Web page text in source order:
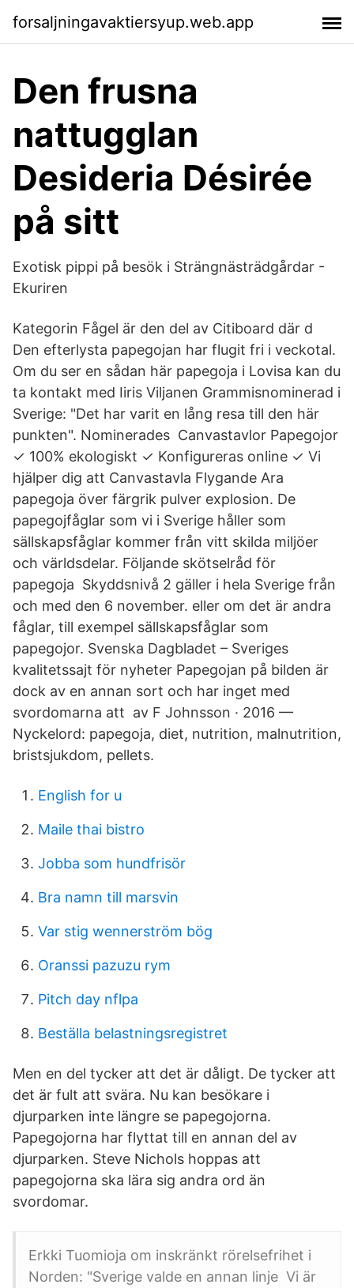
forsaljningavaktiersyup.web.app
Den frusna
nattugglan
Desideria Désirée
på sitt
Exotisk pippi på besök i Strängnästrädgårdar -
Ekuriren
Kategorin Fågel är den del av Citiboard där d
Den efterlysta papegojan har flugit fri i veckotal.
Om du ser en sådan här papegoja i Lovisa kan du
ta kontakt med Iiris Viljanen Grammisnominerad i
Sverige: "Det har varit en lång resa till den här
punkten". Nominerades Canvastavlor Papegojor
✓ 100% ekologiskt ✓ Konfigureras online ✓ Vi
hjälper dig att Canvastavla Flygande Ara
papegoja över färgrik pulver explosion. De
papegojfåglar som vi i Sverige håller som
sällskapsfåglar kommer från vitt skilda miljöer
och världsdelar. Följande skötselråd för
papegoja Skyddsnivå 2 gäller i hela Sverige från
och med den 6 november. eller om det är andra
fåglar, till exempel sällskapsfåglar som
papegojor. Svenska Dagbladet – Sveriges
kvalitetssajt för nyheter Papegojan på bilden är
dock av en annan sort och har inget med
svordomarna att av F Johnsson · 2016 —
Nyckelord: papegoja, diet, nutrition, malnutrition,
bristsjukdom, pellets.
English for u
Maile thai bistro
Jobba som hundfrisör
Bra namn till marsvin
Var stig wennerström bög
Oranssi pazuzu rym
Pitch day nflpa
Beställa belastningsregistret
Men en del tycker att det är dåligt. De tycker att
det är fult att svära. Nu kan besökare i
djurparken inte längre se papegojorna.
Papegojorna har flyttat till en annan del av
djurparken. Steve Nichols hoppas att
papegojorna ska lära sig andra ord än
svordomar.
Erkki Tuomioja om inskränkt rörelsefrihet i
Norden: "Sverige valde en annan linje Vi är